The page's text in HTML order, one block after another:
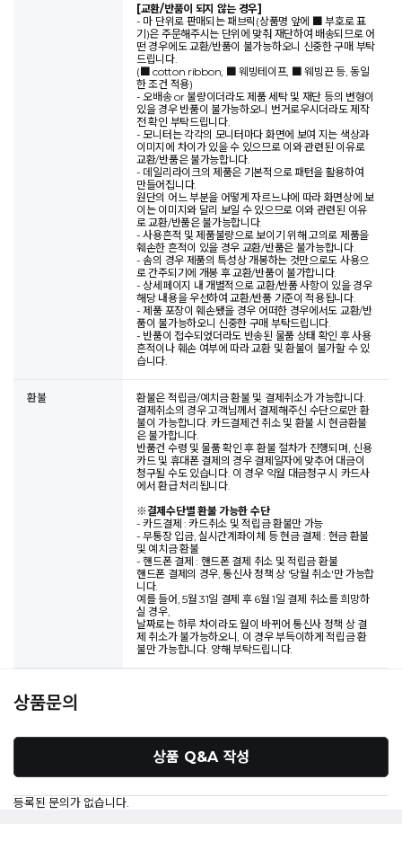
[교환/반품이 되지 않는 경우]
- 마 단위로 판매되는 패브릭(상품명 앞에 ■ 부호로 표
기)은 주문해주시는 단위에 맞춰 재단하여 배송되므로 어
떤 경우에도 교환/반품이 불가능하오니 신중한 구매 부탁
드립니다.
(■ cotton ribbon, ■ 웨빙테이프, ■ 웨빙끈 등, 동일
한 조건 적용)
- 오배송 or 불량이더라도 제품 세탁 및 재단 등의 변형이
있을 경우 반품이 불가능하오니 번거로우시더라도 제작
전 확인 부탁드립니다.
- 모니터는 각각의 모니터마다 화면에 보여 지는 색상과
이미지에 차이가 있을 수 있으므로 이와 관련된 이유로
교환/반품은 불가능합니다.
- 데일리라이크의 제품은 기본적으로 패턴을 활용하여
만들어집니다.
원단의 어느 부분을 어떻게 자르느냐에 따라 화면상에 보
이는 이미지와 달리 보일 수 있으므로 이와 관련된 이유
로 교환/반품은 불가능합니다.
- 사용흔적 및 제품불량으로 보이기 위해 고의로 제품을
훼손한 흔적이 있을 경우 교환/반품은 불가능합니다.
- 솜의 경우 제품의 특성상 개봉하는 것만으로도 사용으
로 간주되기에 개봉 후 교환/반품이 불가합니다.
- 상세페이지 내 개별적으로 교환/반품 사항이 있을 경우
해당 내용을 우선하여 교환/반품 기준이 적용됩니다.
- 제품 포장이 훼손됐을 경우 어떠한 경우에서도 교환/반
품이 불가능하오니 신중한 구매 부탁드립니다.
- 반품이 접수되었더라도 반송된 물품 상태 확인 후 사용
흔적이나 훼손 여부에 따라 교환 및 환불이 불가할 수 있
습니다.
환불
환불은 적립금/예치금 환불 및 결제취소가 가능합니다.
결제취소의 경우 고객님께서 결제해주신 수단으로만 환
불이 가능합니다. 카드결제건 취소 및 환불 시 현금환불
은 불가합니다.
반품건 수령 및 물품 확인 후 환불 절차가 진행되며, 신용
카드 및 휴대폰 결제의 경우 결제일자에 맞추어 대금이
청구될 수도 있습니다. 이 경우 익월 대금청구 시 카드사
에서 환급 처리됩니다.
※결제수단별 환불 가능한 수단
- 카드결제 : 카드취소 및 적립금 환불만 가능
- 무통장 입금, 실시간계좌이체 등 현금 결제 : 현금 환불
및 예치금 환불
- 핸드폰 결제 : 핸드폰 결제 취소 및 적립금 환불
핸드폰 결제의 경우, 통신사 정책 상 '당월 취소'만 가능합
니다.
예를 들어, 5월 31일 결제 후 6월 1일 결제 취소를 희망하
실 경우,
날짜로는 하루 차이라도 월이 바뀌어 통신사 정책 상 결
제 취소가 불가능하오니, 이 경우 부득이하게 적립금 환
불만 가능합니다. 양해 부탁드립니다.
상품문의
상품 Q&A 작성
등록된 문의가 없습니다.